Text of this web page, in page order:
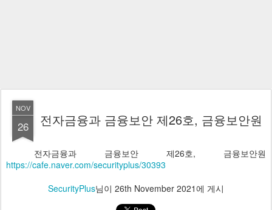
NOV
26 전자금융과 금융보안 제26호, 금융보안원
전자금융과 금융보안 제26호, 금융보안원
https://cafe.naver.com/securityplus/30393
SecurityPlus님이 26th November 2021에 게시